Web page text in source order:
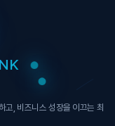
고, 비즈니스 성장을 이끄는 최